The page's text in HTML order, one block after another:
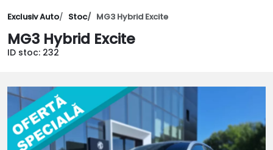
Exclusiv Auto Stoc MG3 Hybrid Excite
MG3 Hybrid Excite
ID stoc: 232